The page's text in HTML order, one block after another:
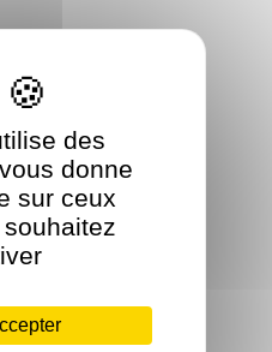
des
donne
sur ceux